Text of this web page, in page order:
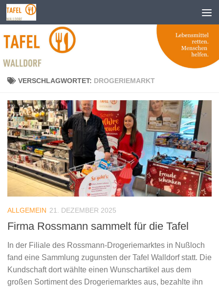
Zum Inhalt springen
VERSCHLAGWORTET: DROGERIEMARKT
ALLGEMEIN 21. DEZEMBER 2025
Firma Rossmann sammelt für die Tafel
In der Filiale des Rossmann-Drogeriemarktes in Nußloch
fand eine Sammlung zugunsten der Tafel Walldorf statt. Die
Kundschaft dort wählte einen Wunschartikel aus dem
großen Sortiment des Drogeriemarktes aus, bezahlte ihn